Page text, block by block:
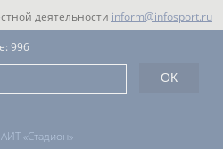
деятельности inform@infosport.ru
«Стадион»
996